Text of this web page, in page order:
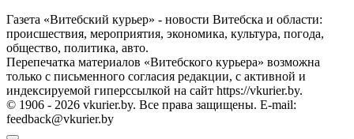
Газета «Витебский курьер» - новости Витебска и области:
происшествия, мероприятия, экономика, культура, погода,
общество, политика, авто.
Перепечатка материалов «Витебского курьера» возможна
только с письменного согласия редакции, с активной и
индексируемой гиперссылкой на сайт https://vkurier.by.
© 1906 - 2026 vkurier.by. Все права защищены. E-mail:
feedback@vkurier.by